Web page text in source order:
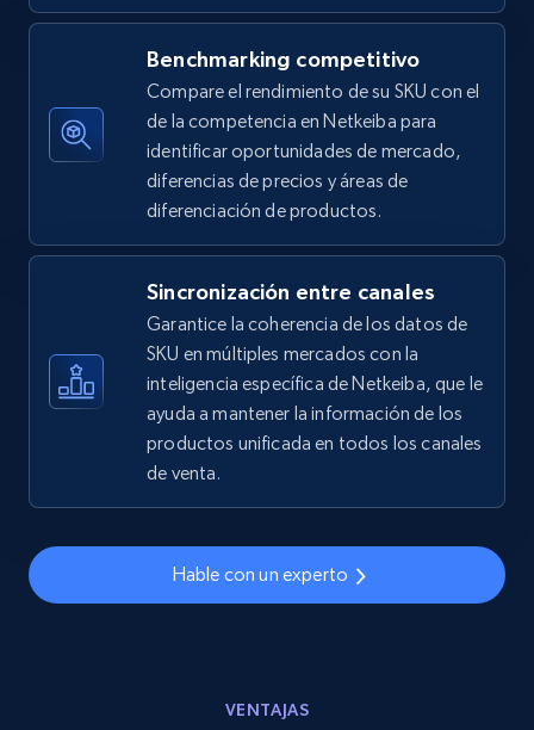
URL, Product id, Title, Seller name, Seller rating,
Seller reviews, Breadcrumbs, Root category, and
more.
359+ Comenzar ahora
eBay - Gather data on products using
specified keywords
URL, Product id, Title, Seller name, Seller rating,
Seller reviews, Breadcrumbs, Root category, and
2.5K+ 359+ Comenzar ahora
Benchmarking competitivo
Compare el rendimiento de su SKU con el
de la competencia en Netkeiba para
identificar oportunidades de mercado,
diferencias de precios y áreas de
diferenciación de productos.
Sincronización entre canales
Garantice la coherencia de los datos de
SKU en múltiples mercados con la
inteligencia específica de Netkeiba, que le
ayuda a mantener la información de los
productos unificada en todos los canales
de venta.
Hable con un experto
VENTAJAS